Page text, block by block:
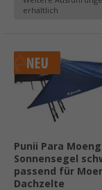
erhältlich
Punii Para
Sonnensegel
passend für
Dachzelte